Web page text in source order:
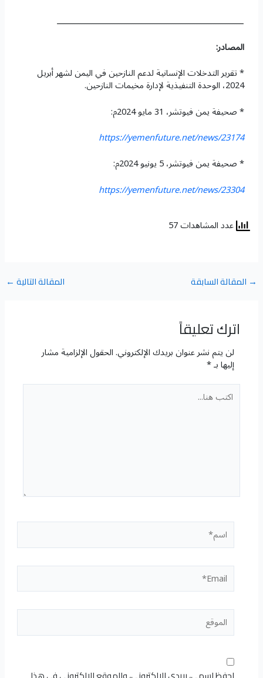
ـــــــــــــــــــــــــــــــــــــــــــــــــــــــــــــــــــــــــــــــ
المصادر:
* تقرير التدخلات الإنسانية لدعم النازحين في اليمن لشهر أبريل
2024، الوحدة التنفيذية لإدارة مخيمات النازحين.
* صحيفة يمن فيوتشر، 31 مايو 2024م:
https://yemenfuture.net/news/23174
* صحيفة يمن فيوتشر، 5 يونيو 2024م:
https://yemenfuture.net/news/23304
عدد المشاهدات 57
→ المقالة السابقة المقالة التالية ←
اترك تعليقاً
لن يتم نشر عنوان بريدك الإلكتروني.الحقول الإلزامية مشار
إليها بـ*
اكتب
هنا...
اسم*
Email*
الموقع